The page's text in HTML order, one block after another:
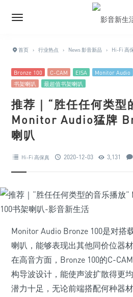
首页 › 行业热点 › News 影音新品 › Hi-Fi 高
Bronze 100 C-CAM EISA Monitor Audio
书架喇叭
最超值书架喇叭
推荐｜“胜任任何类型
Monitor Audio猛牌
喇叭
Hi-Fi 高保真 2020-12-03 3,131
Monitor Audio Bronze 100是对搭
喇叭，能够表现出其他同价位器
在高音方面，Bronze 100的C-
构导波设计，能使声波扩散得更
潜力十足，无论前端搭配何种器